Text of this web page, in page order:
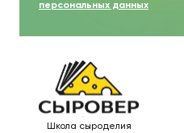
персональных данных
Школа сыроделия